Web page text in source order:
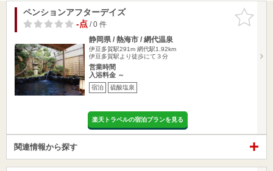
お気に入
りに追加
ペンションアフターデイズ
-点/ 0 件
静岡県 / 熱海市 / 網代温泉
伊豆多賀駅291m 網代駅1.92km
伊豆多賀駅より徒歩にて３分
営業時間
入浴料金 ～
宿泊 硫酸塩泉
楽天トラベルの宿泊プランを見る
関連情報から探す